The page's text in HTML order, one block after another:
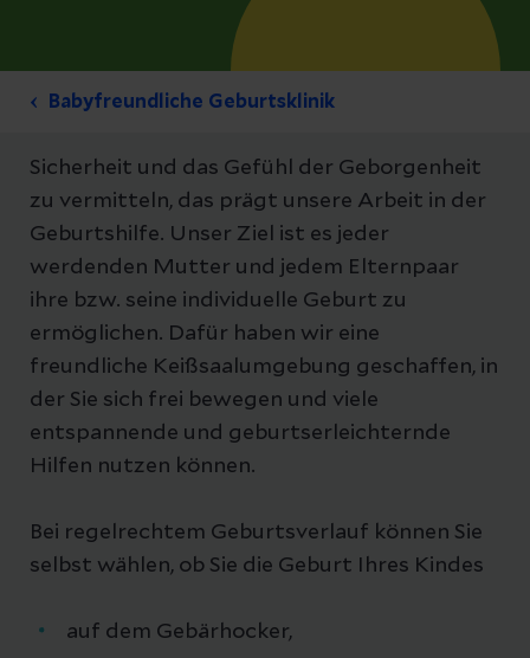
Babyfreundliche Geburtsklinik
Sicherheit und das Gefühl der Geborgenheit
zu vermitteln, das prägt unsere Arbeit in der
Geburtshilfe. Unser Ziel ist es jeder
werdenden Mutter und jedem Elternpaar
ihre bzw. seine individuelle Geburt zu
ermöglichen. Dafür haben wir eine
freundliche Keißsaalumgebung geschaffen, in
der Sie sich frei bewegen und viele
entspannende und geburtserleichternde
Hilfen nutzen können.
Bei regelrechtem Geburtsverlauf können Sie
selbst wählen, ob Sie die Geburt Ihres Kindes
auf dem Gebärhocker,